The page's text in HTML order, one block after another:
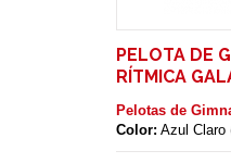
PELOTA DE
RÍTMICA
Pelotas de
Color: Azul Claro (9), Azul Marino (6),